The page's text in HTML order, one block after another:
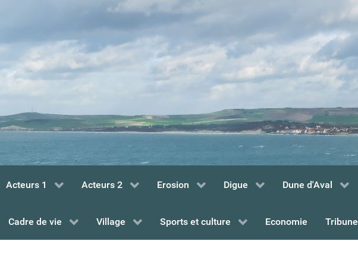
Acteurs 1 Acteurs 2 Erosion Digue Dune d'Aval
Cadre de vie Village Sports et culture Economie Tribune